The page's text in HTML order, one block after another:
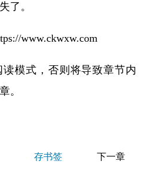
了。
www.ckwxw.com
模式，否则将导致章节内
。
存书签 下一章